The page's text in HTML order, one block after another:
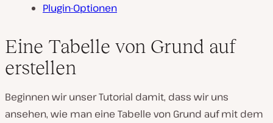
Plugin-Optionen
Eine Tabelle von Grund auf
erstellen
Beginnen wir unser Tutorial damit, dass wir uns
ansehen, wie man eine Tabelle von Grund auf mit dem